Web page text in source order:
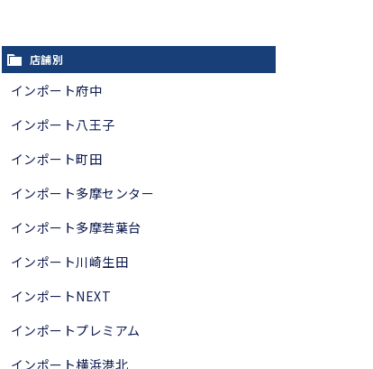
店舗別
インポート府中
インポート八王子
インポート町田
インポート多摩センター
インポート多摩若葉台
インポート川崎生田
インポートNEXT
インポートプレミアム
インポート横浜港北